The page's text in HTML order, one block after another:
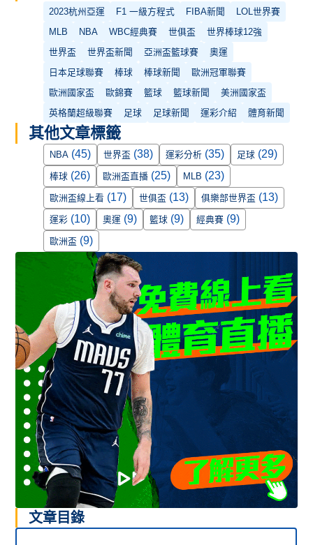
文章目錄
2023杭州亞運 F1 一級方程式 FIBA新聞
LOL世界賽
MLB
NBA WBC經典賽 世俱盃
世界棒球12強
世界盃
世界盃新聞 亞洲盃籃球賽
奧運
日本足球聯賽
棒球 棒球新聞
歐洲冠軍聯賽
歐洲國家盃
歐錦賽 籃球 籃球新聞
美洲國家盃
英格蘭超級聯賽
足球 足球新聞 運彩介紹 體育新聞
其他文章標籤
NBA (45) 世界盃 (38) 運彩分析 (35) 足球 (29)
棒球 (26) 歐洲盃直播 (25) MLB (23)
歐洲盃線上看 (17) 世俱盃 (13) 俱樂部世界盃 (13)
運彩 (10) 奧運 (9) 籃球 (9) 經典賽 (9)
歐洲盃 (9)